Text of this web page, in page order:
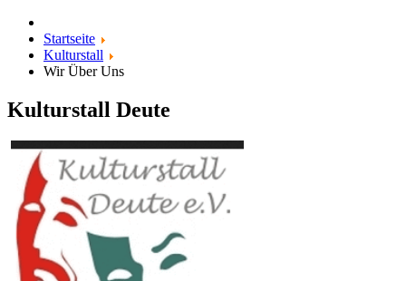
Startseite
Kulturstall
Wir Über Uns
Kulturstall Deute